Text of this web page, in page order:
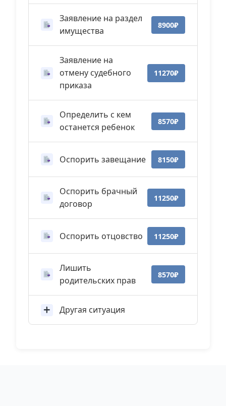
Заявление на раздел
имущества
8900₽
Заявление на
отмену судебного
приказа
11270₽
Определить с кем
останется ребенок
8570₽
Оспорить завещание 8150₽
Оспорить брачный
договор
11250₽
Оспорить отцовство 11250₽
Лишить
родительских прав
8570₽
Другая ситуация